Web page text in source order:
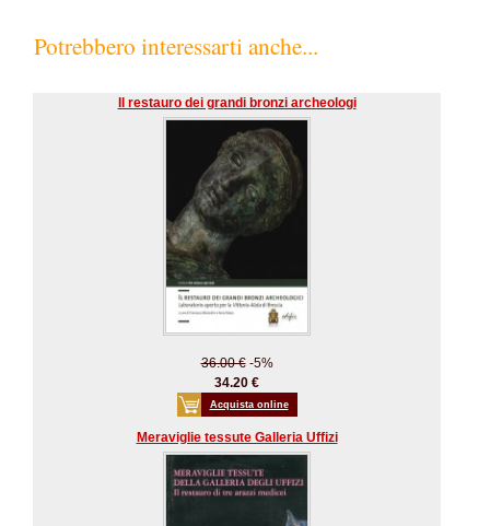
Potrebbero interessarti anche...
Il restauro dei grandi bronzi archeologi
36.00 €-5%
34.20 €
Acquista online
Meraviglie tessute Galleria Uffizi